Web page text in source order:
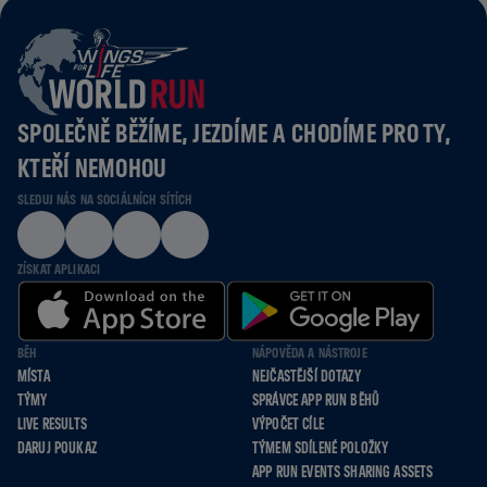
SPOLEČNĚ BĚŽÍME, JEZDÍME A CHODÍME PRO TY,
KTEŘÍ NEMOHOU
SLEDUJ NÁS NA SOCIÁLNÍCH SÍTÍCH
ZÍSKAT APLIKACI
BĚH
MÍSTA
TÝMY
LIVE RESULTS
DARUJ POUKAZ
NÁPOVĚDA A NÁSTROJE
NEJČASTĚJŠÍ DOTAZY
SPRÁVCE APP RUN BĚHŮ
VÝPOČET CÍLE
TÝMEM SDÍLENÉ POLOŽKY
APP RUN EVENTS SHARING ASSETS